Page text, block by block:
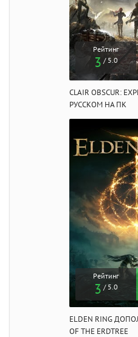
Рейтинг
3 / 5.0
CLAIR OBSCUR:
РУССКОМ НА ПК
Рейтинг
3 / 5.0
ELDEN RING
OF THE ERDTREE